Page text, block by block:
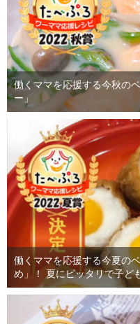
働くママを応援する今秋の
ー」
働くママを応援する今夏の
め」！ 夏にピッタリで子ど